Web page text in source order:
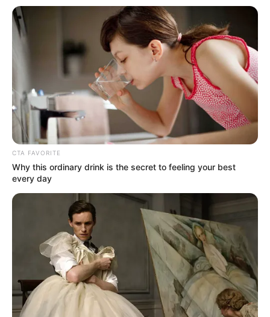
CTA FAVORITE
Why this ordinary drink is the secret to feeling your best
every day